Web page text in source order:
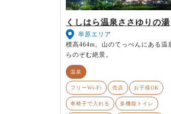
くしはら温泉ささゆりの湯
串原エリア
標高464m。山のてっぺんにある温
らのぞむ絶景。
温泉
フリーWi-Fi 売店 お子様OK
車椅子で入れる 多機能トイレ